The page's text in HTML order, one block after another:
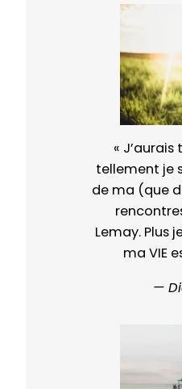
«
tellement je
de ma (que
Lemay. Plus
ma VIE
—